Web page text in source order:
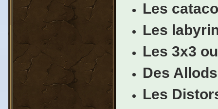
Les
Les
Les 3x3
Des
Les